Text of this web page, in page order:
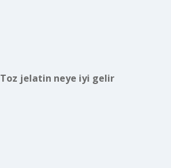
Toz jelatin neye iyi gelir